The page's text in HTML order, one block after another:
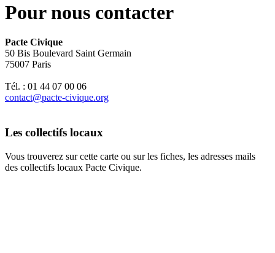
Pour nous contacter
Pacte Civique
50 Bis Boulevard Saint Germain
75007 Paris
Tél. : 01 44 07 00 06
contact@pacte-civique.org
Les collectifs locaux
Vous trouverez sur cette carte ou sur les fiches, les adresses mails
des collectifs locaux Pacte Civique.